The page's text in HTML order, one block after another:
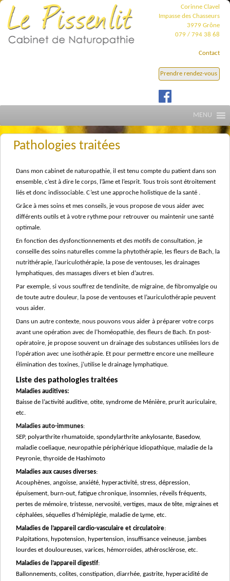
Corinne Clavel
Impasse des Chasseurs
3979 Grône
079 / 794 38 68
Contact
Prendre rendez-vous
MENU
Pathologies traitées
Dans mon cabinet de naturopathie, il est tenu compte du patient dans son
ensemble, c’est à dire le corps, l’âme et l’esprit. Tous trois sont étroitement
liés et donc indissociable. C’est une approche holistique de la santé .
Grâce à mes soins et mes conseils, je vous propose de vous aider avec
différents outils et à votre rythme pour retrouver ou maintenir une santé
optimale.
En fonction des dysfonctionnements et des motifs de consultation, je
conseille des soins naturelles comme la phytothérapie, les fleurs de Bach, la
nutrithérapie, l’auriculothérapie, la pose de ventouses, les drainages
lymphatiques, des massages divers et bien d’autres.
Par exemple, si vous souffrez de tendinite, de migraine, de fibromyalgie ou
de toute autre douleur, la pose de ventouses et l’auriculothérapie peuvent
vous aider.
Dans un autre contexte, nous pouvons vous aider à préparer votre corps
avant une opération avec de l’homéopathie, des fleurs de Bach. En post-
opératoire, je propose souvent un drainage des substances utilisées lors de
l’opération avec une isothérapie. Et pour permettre encore une meilleure
élimination des toxines, j’utilise le drainage lymphatique.
Liste des pathologies traitées
Maladies auditives:
Baisse de l’activité auditive, otite, syndrome de Ménière, prurit auriculaire,
etc.
Maladies auto-immunes:
SEP, polyarthrite rhumatoïde, spondylarthrite ankylosante, Basedow,
maladie coeliaque, neuropathie périphérique idiopathique, maladie de la
Peyronie, thyroïde de Hashimoto
Maladies aux causes diverses:
Acouphènes, angoisse, anxiété, hyperactivité, stress, dépression,
épuisement, burn-out, fatigue chronique, insomnies, réveils fréquents,
pertes de mémoire, tristesse, nervosité, vertiges, maux de tête, migraines et
céphalées, séquelles d’hémiplégie, maladie de Lyme, etc.
Maladies de l’appareil cardio-vasculaire et circulatoire:
Palpitations, hypotension, hypertension, insuffisance veineuse, jambes
lourdes et douloureuses, varices, hémorroïdes, athérosclérose, etc.
Maladies de l’appareil digestif:
Ballonnements, colites, constipation, diarrhée, gastrite, hyperacidité de